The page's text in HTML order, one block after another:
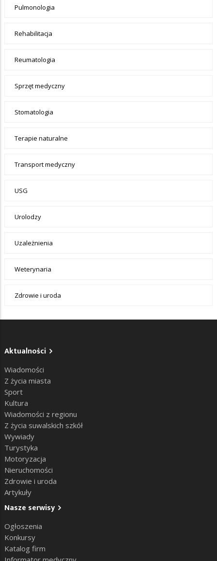
Pulmonologia
Rehabilitacja
Reumatologia
Sprzęt medyczny
Stomatologia
Terapie naturalne
Transport medyczny
USG
Urolodzy
Uzależnienia
Weterynaria
Zdrowie i uroda
Aktualności
Wiadomości
Z życia miasta
Sport
Kultura
Wiadomości z regionu
Z życia suwalskich szkół
Wywiady
Turystyka
Motoryzacja
Nieruchomości
Zdrowie i uroda
Artykuły
Nasze serwisy
Ogłoszenia
Konkursy
Katalog firm